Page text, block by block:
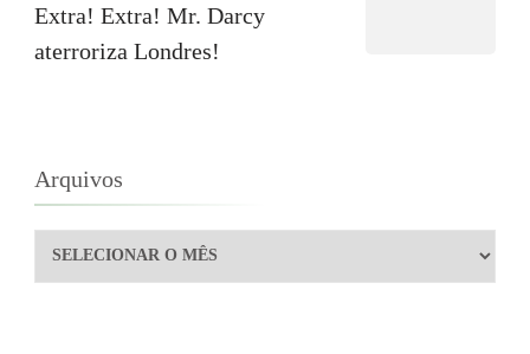
Extra! Extra! Mr. Darcy
aterroriza Londres!
Arquivos
Arquivos